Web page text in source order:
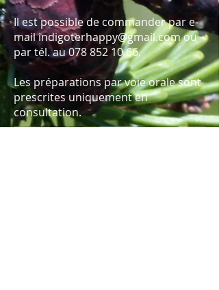
Il est possible de commander par e-
mailindigoterhappy@gmail.comou
par tél. au078 852 10 66.
Les préparations par voie orale sont
prescrites uniquement en
consultation.